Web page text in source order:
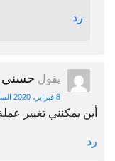
رد
يقول
8 فبراير، 2020 الساعة 3:59 م
أين يمكنني تغيير
رد